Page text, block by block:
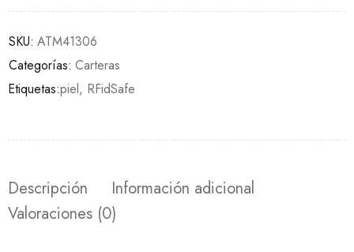
SKU: ATM41306
Categorías: Carteras
Etiquetas:piel, RFidSafe
Descripción
Información adicional
Valoraciones (0)